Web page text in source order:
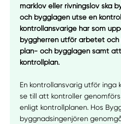
marklov eller rivningslov ska
och bygglagen utse en
kontrollansvarige har som
byggherren utför arbetet
plan- och bygglagen samt
kontrollplan.
En kontrollansvarig utför inga
se till att kontroller
enligt kontrollplanen. Hos
byggnadsingenjören